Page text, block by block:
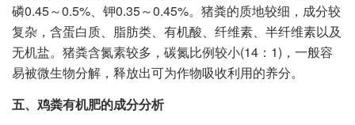
磷0.45～0.5%、钾0.35～0.45%。猪粪的质地较细，成分较
复杂，含蛋白质、脂肪类、有机酸、纤维素、半纤维素以及
无机盐。猪粪含氮素较多，碳氮比例较小(14：1)，一般容
易被微生物分解，释放出可为作物吸收利用的养分。
五、鸡粪有机肥的成分分析